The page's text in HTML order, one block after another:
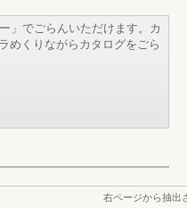
」でごらんいただけます。カ
めくりながらカタログをごら
右ページから抽出